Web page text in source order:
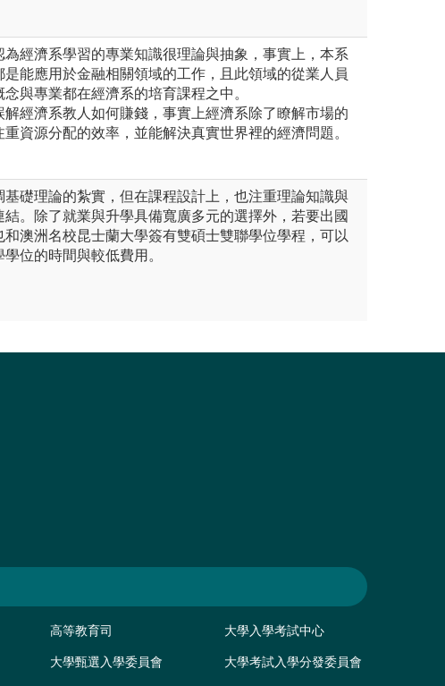
為經濟系學習的專業知識很理論與抽象，事實上，本系
是能應用於金融相關領域的工作，且此領域的從業人員
念與專業都在經濟系的培育課程之中。
解經濟系教人如何賺錢，事實上經濟系除了瞭解市場的
資源分配的效率，並能解決真實世界裡的經濟問題。
基礎理論的紮實，但在課程設計上，也注重理論知識與
結。除了就業與升學具備寬廣多元的選擇外，若要出國
和澳洲名校昆士蘭大學簽有雙碩士雙聯學位學程，可以
位的時間與較低費用。
高等教育司 大學入學考試中心
大學甄選入學委員會 大學考試入學分發委員會